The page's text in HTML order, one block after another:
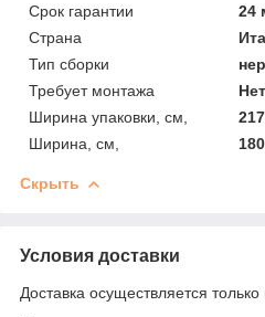
Срок гарантии
24
Страна
Тип сборки
Требует монтажа
Нет
Ширина упаковки, см,
217
Ширина, см,
180
Скрыть
Условия доставки
Доставка осуществляется